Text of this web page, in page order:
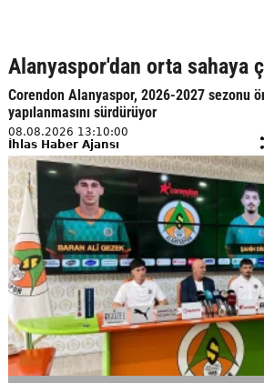
Alanyaspor'dan orta sahaya
Corendon Alanyaspor, 2026-2027 sezonu
yapılanmasını sürdürüyor
08.08.2026 13:10:00
İhlas Haber Ajansı